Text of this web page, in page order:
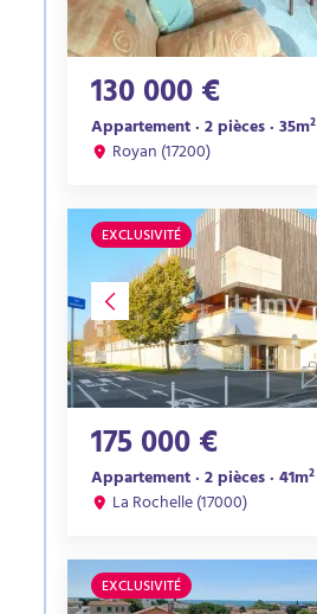
130 000 €
Appartement · 2 pièces · 35m²
Royan (17200)
EXCLUSIVITÉ
175 000 €
Appartement · 2 pièces · 41m²
La Rochelle (17000)
EXCLUSIVITÉ